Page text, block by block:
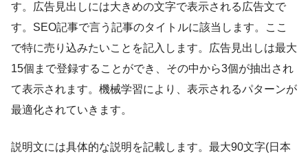
す。広告見出しには大きめの文字で表示される広告文で
す。SEO記事で言う記事のタイトルに該当します。ここ
で特に売り込みたいことを記入します。広告見出しは最大
15個まで登録することができ、その中から3個が抽出され
て表示されます。機械学習により、表示されるパターンが
最適化されていきます。
説明文には具体的な説明を記載します。最大90文字(日本